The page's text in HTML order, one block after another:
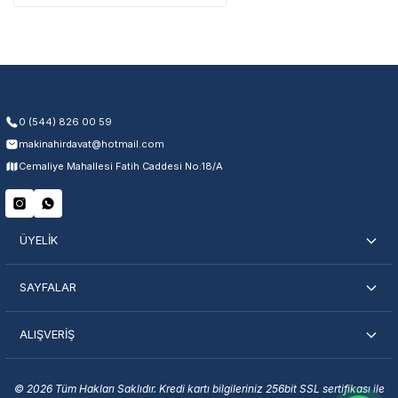
Servisi Nasıl Bulurum?
0 (544) 826 00 59
makinahirdavat@hotmail.com
Cemaliye Mahallesi Fatih Caddesi No:18/A
ÜYELİK
SAYFALAR
ALIŞVERİŞ
© 2026 Tüm Hakları Saklıdır. Kredi kartı bilgileriniz 256bit SSL sertifikası ile